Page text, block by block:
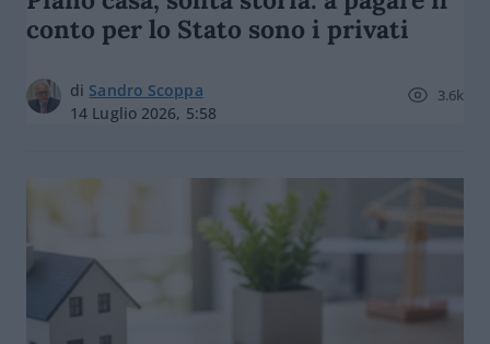
conto per lo Stato sono i privati
di Sandro Scoppa
14 Luglio 2026, 5:58
3.6k